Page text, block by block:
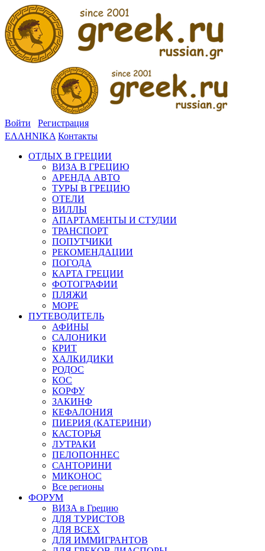
Войти
Регистрация
ΕΛΛΗΝΙΚΑ Контакты
ОТДЫХ В ГРЕЦИИ
ВИЗА В ГРЕЦИЮ
АРЕНДА АВТО
ТУРЫ В ГРЕЦИЮ
ОТЕЛИ
ВИЛЛЫ
АПАРТАМЕНТЫ И СТУДИИ
ТРАНСПОРТ
ПОПУТЧИКИ
РЕКОМЕНДАЦИИ
ПОГОДА
КАРТА ГРЕЦИИ
ФОТОГРАФИИ
ПЛЯЖИ
МОРЕ
ПУТЕВОДИТЕЛЬ
АФИНЫ
САЛОНИКИ
КРИТ
ХАЛКИДИКИ
РОДОС
КОС
КОРФУ
ЗАКИНФ
КЕФАЛОНИЯ
ПИЕРИЯ (КАТЕРИНИ)
КАСТОРЬЯ
ЛУТРАКИ
ПЕЛОПОННЕС
САНТОРИНИ
МИКОНОС
Все регионы
ФОРУМ
ВИЗА в Грецию
ДЛЯ ТУРИСТОВ
ДЛЯ ВСЕХ
ДЛЯ ИММИГРАНТОВ